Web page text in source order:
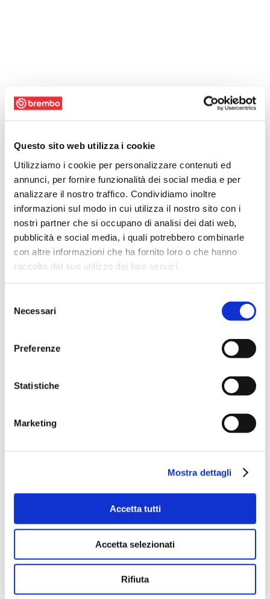
Questo sito web utilizza i cookie
Utilizziamo i cookie per personalizzare contenuti ed
annunci, per fornire funzionalità dei social media e per
analizzare il nostro traffico. Condividiamo inoltre
informazioni sul modo in cui utilizza il nostro sito con i
nostri partner che si occupano di analisi dei dati web,
pubblicità e social media, i quali potrebbero combinarle
con altre informazioni che ha fornito loro o che hanno
raccolto dal suo utilizzo dei loro servizi.
delNecessari
Preferenze
Statistiche
Marketing
Mostra dettagli
Accetta tutti
Accetta selezionati
Rifiuta